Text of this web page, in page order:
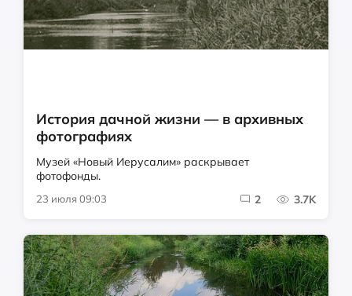
История дачной жизни — в архивных
фотографиях
Музей «Новый Иерусалим» раскрывает
фотофонды.
23 июля 09:03 2 3.7K